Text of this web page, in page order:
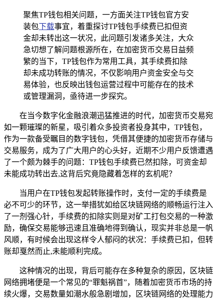
聚焦TP钱包相关问题，一方面关注TP钱包官方安
装包下载事宜，着重探讨TP钱包手续费已扣但资
金却未转出这一状况，此问题引发诸多关注，大众
急切想了解问题根源所在，在加密货币交易日益频
繁的当下，TP钱包作为常用工具，其手续费扣除
却未成功转账的情况，不仅影响用户资金安全与交
易体验，也反映出钱包运营过程中可能存在的技术
或管理漏洞，亟待进一步探究。
在当今数字化金融浪潮迅猛推进的时代，加密货币交易宛
如一颗璀璨的新星，吸引着众多投资者投身其中，TP钱包，
作为一款备受瞩目的数字钱包，凭借其便捷的加密货币存储与
交易服务，成为了广大用户的心头好，近期不少用户反馈遭遇
了一个颇为棘手的问题：TP钱包手续费已然扣除，可资金却
未能成功转出去,这背后究竟隐藏着怎样的玄机呢？
当用户在TP钱包发起转账操作时，支付一定的手续费是
必不可少的环节，这一举措犹如给区块链网络的顺畅运行注入
了一剂强心针，手续费的扣除实则是对矿工打包交易的一种激
励，确保交易能够迅速且准确地得到确认，现实并非总是一帆
风顺，有时候会出现这样令人郁闷的状况：手续费已扣，但转
账却戛然而止,未能顺利完成。
这种情况的出现，背后可能存在多种复杂的原因，区块链
网络拥堵便是一个常见的“罪魁祸首”，随着加密货币市场的持
续火爆，交易数量如潮水般急剧增加，区块链网络的处理能力